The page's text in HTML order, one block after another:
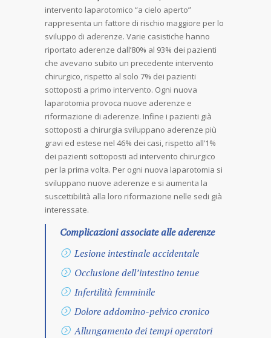
intervento laparotomico “a cielo aperto”
rappresenta un fattore di rischio maggiore per lo
sviluppo di aderenze. Varie casistiche hanno
riportato aderenze dall’80% al 93% dei pazienti
che avevano subito un precedente intervento
chirurgico, rispetto al solo 7% dei pazienti
sottoposti a primo intervento. Ogni nuova
laparotomia provoca nuove aderenze e
riformazione di aderenze. Infine i pazienti già
sottoposti a chirurgia sviluppano aderenze più
gravi ed estese nel 46% dei casi, rispetto all’1%
dei pazienti sottoposti ad intervento chirurgico
per la prima volta. Per ogni nuova laparotomia si
sviluppano nuove aderenze e si aumenta la
suscettibilità alla loro riformazione nelle sedi già
interessate.
Complicazioni associate alle aderenze
Lesione intestinale accidentale
Occlusione dell’intestino tenue
Infertilità femminile
Dolore addomino-pelvico cronico
Allungamento dei tempi operatori